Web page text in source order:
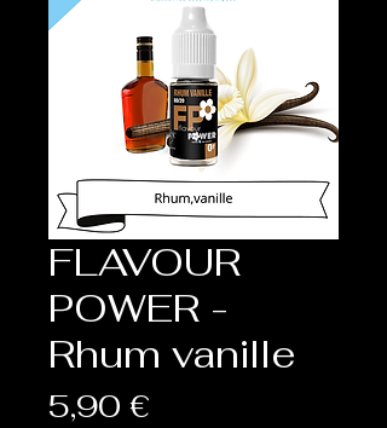
FLAVOUR
POWER -
Rhum vanille
5,90 €